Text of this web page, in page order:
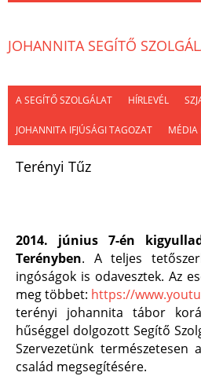
JOHANNITA SEGÍTŐ
A SEGÍTŐ SZOLGÁLAT HÍRLEVÉL
JOHANNITA IFJÚSÁGI TAGOZAT MÉDIA
Terényi Tűz
2014. június 7-én
Terényben. A teljes
ingóságok is odavesztek. Az
meg többet: https://
terényi johannita tábor
hűséggel dolgozott Segítő
Szervezetünk
család megsegítésére.